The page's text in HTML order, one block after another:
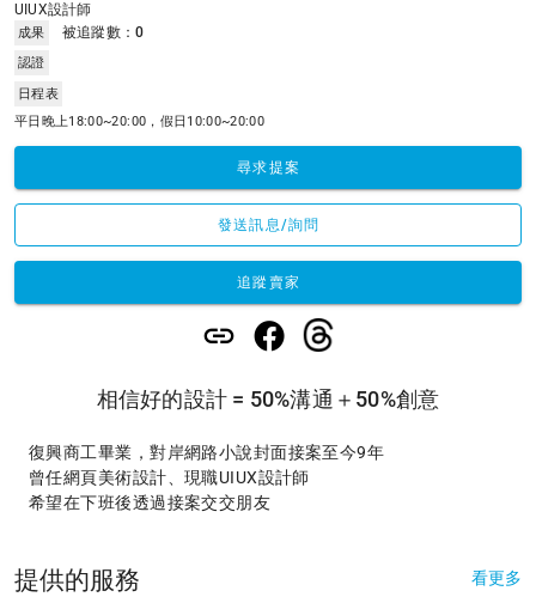
UIUX設計師
成果 被追蹤數：0
認證
日程表
平日晚上18:00~20:00，假日10:00~20:00
尋求提案
發送訊息/詢問
追蹤賣家
相信好的設計 = 50%溝通＋50%創意
復興商工畢業，對岸網路小說封面接案至今9年
曾任網頁美術設計、現職UIUX設計師
希望在下班後透過接案交交朋友
提供的服務 看更多